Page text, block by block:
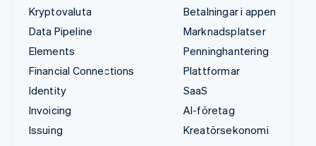
Kryptovaluta
Data Pipeline
Elements
Financial Connections
Identity
Invoicing
Issuing
Betalningar i appen
Marknadsplatser
Penninghantering
Plattformar
SaaS
AI-företag
Kreatörsekonomi